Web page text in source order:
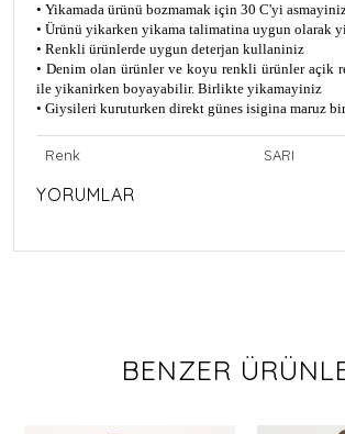
• Yikamada ürünü bozmamak için 30 C'yi
• Ürünü yikarken yikama talimatina uygun olarak
• Renkli ürünlerde uygun deterjan kullaniniz
• Denim olan ürünler ve koyu renkli ürünler açik
ile yikanirken boyayabilir. Birlikte yikamayiniz
• Giysileri kuruturken direkt günes isigina maruz
Renk SARI
YORUMLAR
BENZER